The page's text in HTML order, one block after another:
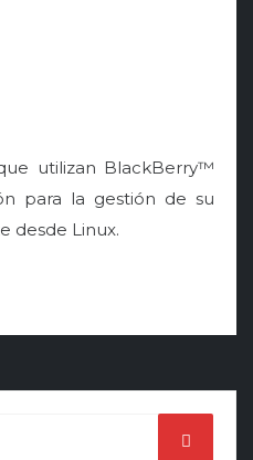
utilizan BlackBerry™
para la gestión de su
desde Linux.